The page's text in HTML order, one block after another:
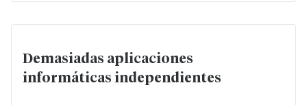
Demasiadas aplicaciones
informáticas independientes